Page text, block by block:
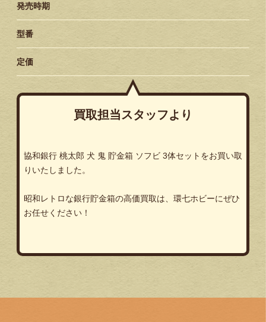
発売時期
型番
定価
買取担当スタッフより
協和銀行 桃太郎 犬 鬼 貯金箱 ソフビ 3体セットをお買い取
りいたしました。
昭和レトロな銀行貯金箱の高価買取は、環七ホビーにぜひ
お任せください！